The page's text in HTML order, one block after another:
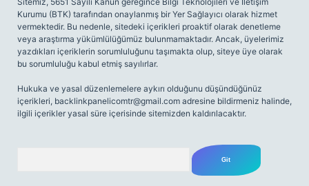
Kurumu (BTK) tarafından onaylanmış bir Yer Sağlayıcı olarak hizmet
vermektedir. Bu nedenle, sitedeki içerikleri proaktif olarak denetleme
veya araştırma yükümlülüğümüz bulunmamaktadır. Ancak, üyelerimiz
yazdıkları içeriklerin sorumluluğunu taşımakta olup, siteye üye olarak
bu sorumluluğu kabul etmiş sayılırlar.
Hukuka ve yasal düzenlemelere aykırı olduğunu düşündüğünüz
içerikleri, backlinkpanelicomtr@gmail.com adresine bildirmeniz halinde,
ilgili içerikler yasal süre içerisinde sitemizden kaldırılacaktır.